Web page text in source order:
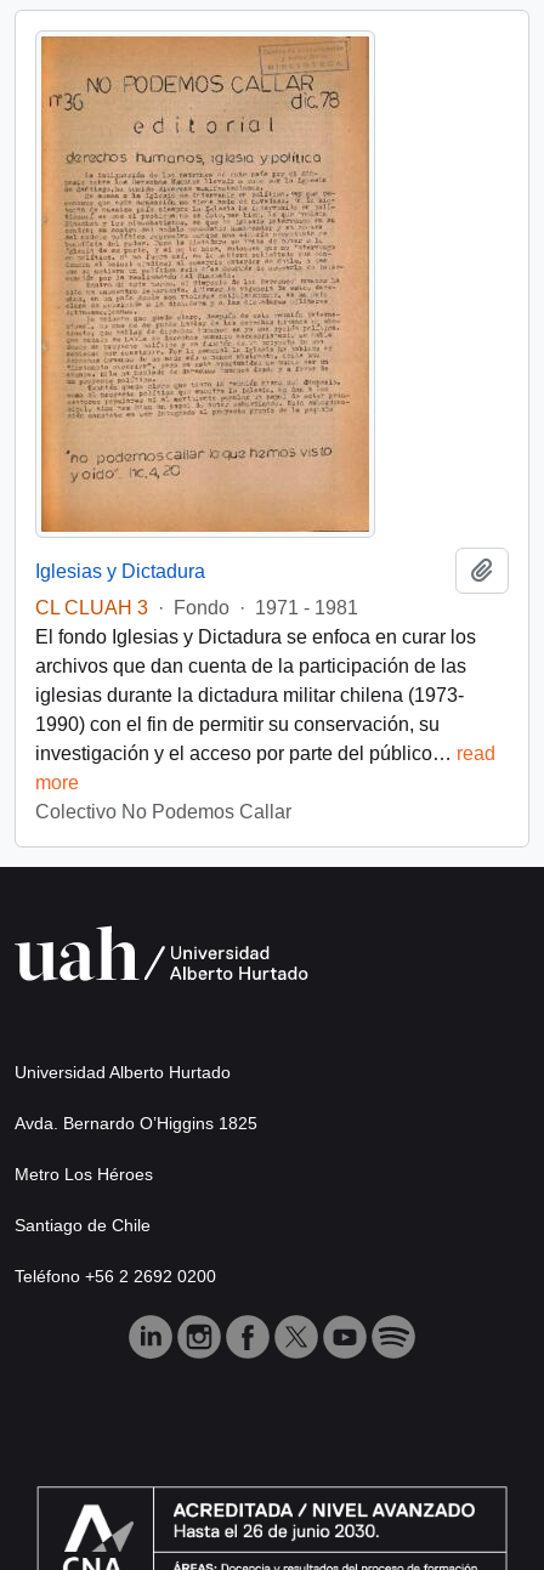
Iglesias y Dictadura
CL CLUAH 3 · Fondo · 1971 - 1981
El fondo Iglesias y Dictadura se enfoca en curar los
archivos que dan cuenta de la participación de las
iglesias durante la dictadura militar chilena (1973-
1990) con el fin de permitir su conservación, su
investigación y el acceso por parte del público… read
more
Colectivo No Podemos Callar
Universidad Alberto Hurtado
Avda. Bernardo O’Higgins 1825
Metro Los Héroes
Santiago de Chile
Teléfono +56 2 2692 0200